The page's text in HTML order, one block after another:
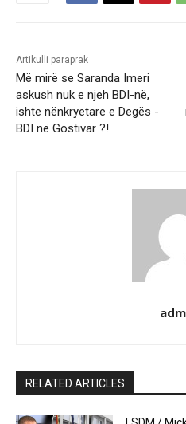
Artikulli paraprak
Më mirë se Saranda Imeri
askush nuk e njeh BDI-në,
ishte nënkryetare e Degës -
BDI në Gostivar ?!
RELATED ARTICLES